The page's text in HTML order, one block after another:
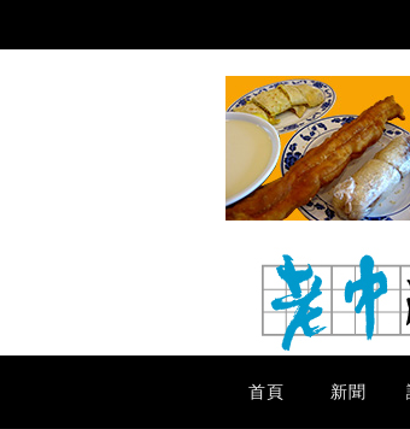
首頁 新聞